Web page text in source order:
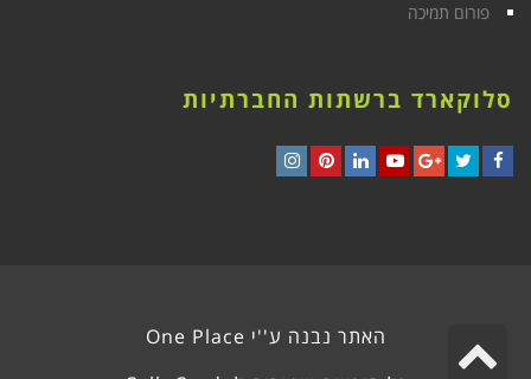
פורום תמיכה
סלוקארד ברשתות החברתיות
האתר נבנה ע''י One Place
גלילה